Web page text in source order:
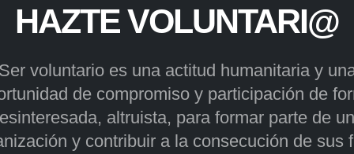
HAZTE VOLUNTARI@
Ser voluntario es una actitud humanitaria y
de compromiso y participación de
altruista, para formar parte de
y contribuir a la consecución de sus